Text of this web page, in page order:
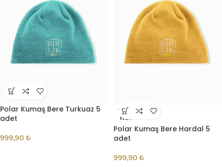
Polar Kumaş Bere Turkuaz 5
adet
999,90 ₺
TÜKE
NDI
Polar Kumaş Bere Hardal 5
adet
999,90 ₺